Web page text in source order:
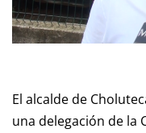
El alcalde de
una delegación de la